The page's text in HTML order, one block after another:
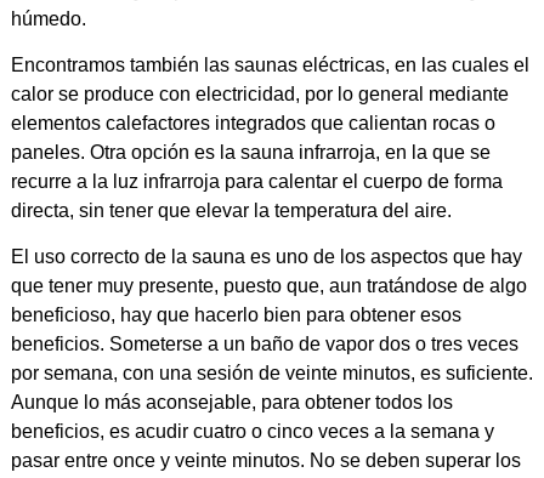
húmedo.
Encontramos también las saunas eléctricas, en las cuales el
calor se produce con electricidad, por lo general mediante
elementos calefactores integrados que calientan rocas o
paneles. Otra opción es la sauna infrarroja, en la que se
recurre a la luz infrarroja para calentar el cuerpo de forma
directa, sin tener que elevar la temperatura del aire.
El uso correcto de la sauna es uno de los aspectos que hay
que tener muy presente, puesto que, aun tratándose de algo
beneficioso, hay que hacerlo bien para obtener esos
beneficios. Someterse a un baño de vapor dos o tres veces
por semana, con una sesión de veinte minutos, es suficiente.
Aunque lo más aconsejable, para obtener todos los
beneficios, es acudir cuatro o cinco veces a la semana y
pasar entre once y veinte minutos. No se deben superar los